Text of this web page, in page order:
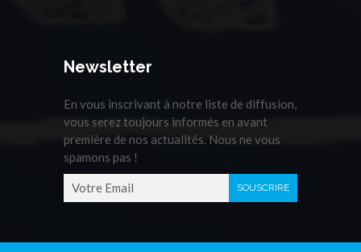
Newsletter
En vous inscrivant à notre liste de diffusion,
vous serez toujours informés en avant
première de nos actualités. Nous ne vous
spamons pas !